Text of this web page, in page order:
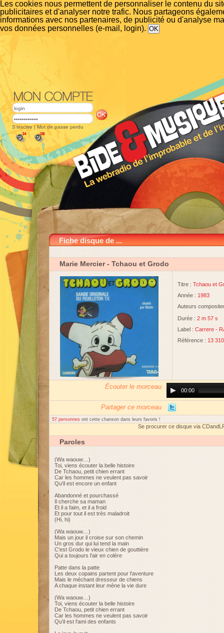
Les cookies nous permettent de personnaliser le contenu du
publicitaires et d'analyser notre trafic. Nous partageons
informations avec nos partenaires, de publicité ou d'analyse
vos données personnelles (e-mail, login).
S'inscrire | Mot de passe perdu
Fiche disque de ...
Marie Mercier- Tchaou et Grodo
Titre : Tchaou et
Année : 1983
Auteurs
Durée : 2 m 57 s
Label : Carrere -
Référence : 13 310
Écouter le morceau
Player00:00
Partager ce morceau
57 personnes ont cette chanson dans leurs favoris !
Se procurer ce disque via
Paroles
(Wa waouw…)
Toi, viens écouter la belle histoire
De Tchaou, petit chien errant
Car les hommes ne veulent pas savoir
Qu'il est encore un enfant
Abandonné et pourchassé
Il cherche sa maman
Et il a faim, et il a froid
Et pour tout il est très maladroit
(Hi, hi)
(Wa waouw…)
Mais un jour il croise sur son chemin
Un gros dur qui lui tend la main
C'est Grodo le vieux chien de gouttière
Qui a toujours l'air en colère
Patte dans la patte
Les deux copains partent pour l'aventure
Mais le méchant dresseur de chiens
A chaque instant leur mène la vie dure
(Wa waouw…)
Toi, viens écouter la belle histoire
De Tchaou, petit chien errant
Car les hommes ne veulent pas savoir
Qu'il est l'ami des enfants